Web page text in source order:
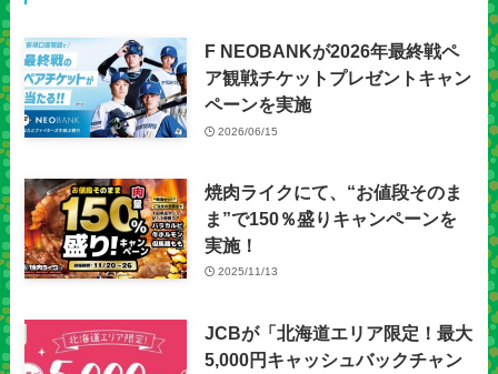
F NEOBANKが2026年最終戦ペ
ア観戦チケットプレゼントキャン
ペーンを実施
2026/06/15
焼肉ライクにて、“お値段そのま
ま”で150％盛りキャンペーンを
実施！
2025/11/13
JCBが「北海道エリア限定！最大
5,000円キャッシュバックチャン